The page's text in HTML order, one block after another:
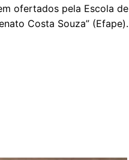
ofertados pela Escola de
Costa Souza” (Efape).